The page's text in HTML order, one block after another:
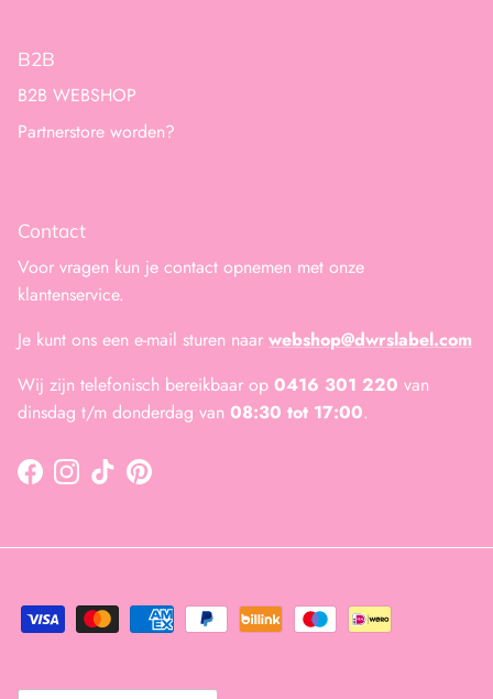
B2B
B2B WEBSHOP
Partnerstore worden?
Contact
Voor vragen kun je contact opnemen met onze
klantenservice.
Je kunt ons een e-mail sturen naar webshop@dwrslabel.com
Wij zijn telefonisch bereikbaar op 0416 301 220 van
dinsdag t/m donderdag van 08:30 tot 17:00.
FacebookInstagram
TikTokPinterest